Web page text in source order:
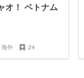
オ！ ベトナム
海外 24